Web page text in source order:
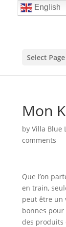
Select Page
Mon
by Villa Blue
comments
Que l’on
en train,
peut être un
bonnes
des produits
English